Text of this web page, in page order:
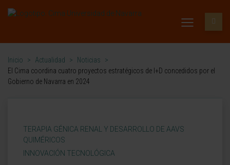
Inicio > Actualidad > Noticias
>
El Cima coordina cuatro proyectos estratégicos de I+D concedidos por el
Gobierno de Navarra en 2024
TERAPIA GÉNICA RENAL Y DESARROLLO DE AAVS
QUIMÉRICOS
INNOVACIÓN TECNOLÓGICA